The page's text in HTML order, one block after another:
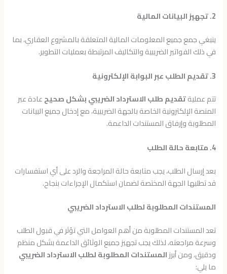
2. تجهيز البيانات المالية
ينبغي جمع جميع المعلومات المالية المتعلقة بالمشروع العقاري، بما
في ذلك الفواتير الضريبية والتكاليف المرتبطة بعمليات التطوير.
3. تقديم الطلب عبر البوابة الإلكترونية
تتم عمليةتقديم طلب الاسترداد الضريبي بشكل صحيحعادة عبر
المنصة الإلكترونية الخاصة بالجهة الضريبية، مع إدخال جميع البيانات
المطلوبة وإرفاق المستندات الداعمة.
4. متابعة حالة الطلب
بعد إرسال الطلب، يجب متابعة حالة المراجعة والرد على أي استفسارات
قد تطلبها الجهة المختصة لضمان استكمال الإجراءات بنجاح.
المستندات المطلوبة لطلب الاسترداد الضريبي
تعد المستندات المطلوبة من أهم العوامل التي تؤثر في قبول الطلب
وسرعة مراجعته، لذلك يجب تجهيز جميع الوثائق الداعمة بشكل منظم
ودقيق، ومن أبرزالمستندات المطلوبة لطلب الاسترداد الضريبي
ما يلي: